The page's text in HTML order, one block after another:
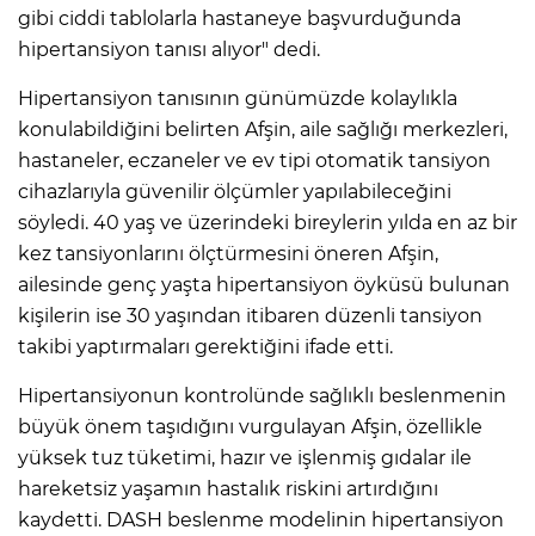
gibi ciddi tablolarla hastaneye başvurduğunda
hipertansiyon tanısı alıyor" dedi.
Hipertansiyon tanısının günümüzde kolaylıkla
konulabildiğini belirten Afşin, aile sağlığı merkezleri,
hastaneler, eczaneler ve ev tipi otomatik tansiyon
cihazlarıyla güvenilir ölçümler yapılabileceğini
söyledi. 40 yaş ve üzerindeki bireylerin yılda en az bir
kez tansiyonlarını ölçtürmesini öneren Afşin,
ailesinde genç yaşta hipertansiyon öyküsü bulunan
kişilerin ise 30 yaşından itibaren düzenli tansiyon
takibi yaptırmaları gerektiğini ifade etti.
Hipertansiyonun kontrolünde sağlıklı beslenmenin
büyük önem taşıdığını vurgulayan Afşin, özellikle
yüksek tuz tüketimi, hazır ve işlenmiş gıdalar ile
hareketsiz yaşamın hastalık riskini artırdığını
kaydetti. DASH beslenme modelinin hipertansiyon